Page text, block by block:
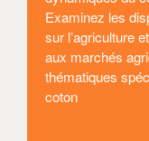
Examinez les
sur l’agriculture
aux marchés
thématiques
coton